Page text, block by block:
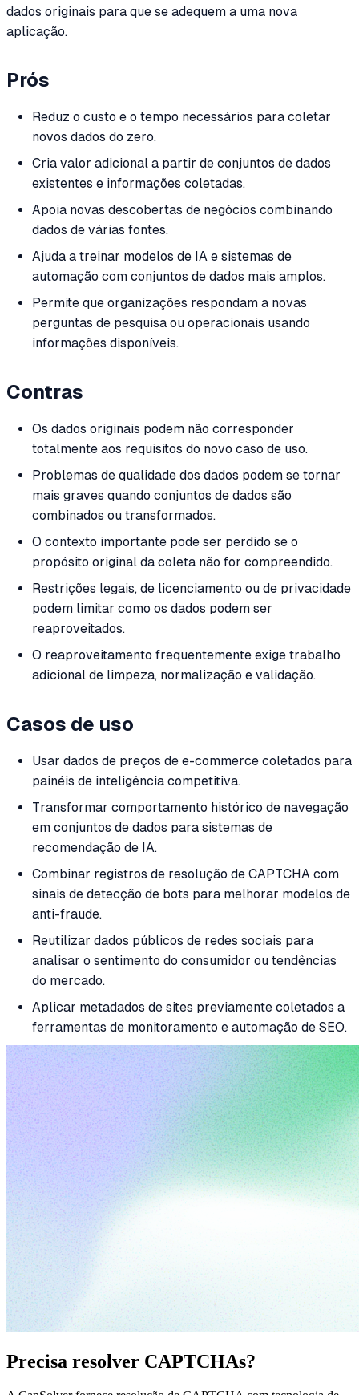
dados originais para que se adequem a uma nova
aplicação.
Prós
Reduz o custo e o tempo necessários para coletar
novos dados do zero.
Cria valor adicional a partir de conjuntos de dados
existentes e informações coletadas.
Apoia novas descobertas de negócios combinando
dados de várias fontes.
Ajuda a treinar modelos de IA e sistemas de
automação com conjuntos de dados mais amplos.
Permite que organizações respondam a novas
perguntas de pesquisa ou operacionais usando
informações disponíveis.
Contras
Os dados originais podem não corresponder
totalmente aos requisitos do novo caso de uso.
Problemas de qualidade dos dados podem se tornar
mais graves quando conjuntos de dados são
combinados ou transformados.
O contexto importante pode ser perdido se o
propósito original da coleta não for compreendido.
Restrições legais, de licenciamento ou de privacidade
podem limitar como os dados podem ser
reaproveitados.
O reaproveitamento frequentemente exige trabalho
adicional de limpeza, normalização e validação.
Casos de uso
Usar dados de preços de e-commerce coletados para
painéis de inteligência competitiva.
Transformar comportamento histórico de navegação
em conjuntos de dados para sistemas de
recomendação de IA.
Combinar registros de resolução de CAPTCHA com
sinais de detecção de bots para melhorar modelos de
anti-fraude.
Reutilizar dados públicos de redes sociais para
analisar o sentimento do consumidor ou tendências
do mercado.
Aplicar metadados de sites previamente coletados a
ferramentas de monitoramento e automação de SEO.
Precisa resolver CAPTCHAs?